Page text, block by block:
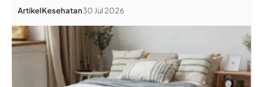
ArtikelKesehatan30 Jul 2026